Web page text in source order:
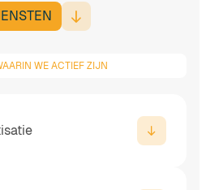
WE ACTIEF ZIJN